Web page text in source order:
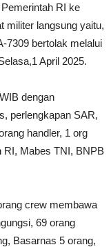
RI ke
militer langsung yaitu,
7309 bertolak melalui
April 2025.
dengan
perlengkapan SAR,
handler, 1 org
RI, Mabes TNI, BNPB
crew membawa
69 orang
Basarnas 5 orang,